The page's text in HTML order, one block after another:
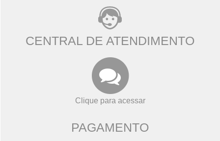
CENTRAL DE ATENDIMENTO
Clique para acessar
PAGAMENTO